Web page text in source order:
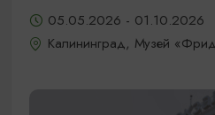
05.05.2026 - 01.10.2026
Калининград, Музей